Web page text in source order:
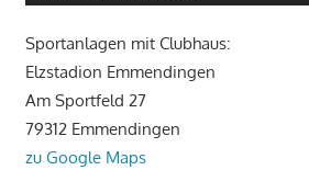
Sportanlagen mit Clubhaus:
Elzstadion Emmendingen
Am Sportfeld 27
79312 Emmendingen
zu Google Maps